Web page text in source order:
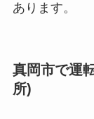
あります。
真岡市で運
所)